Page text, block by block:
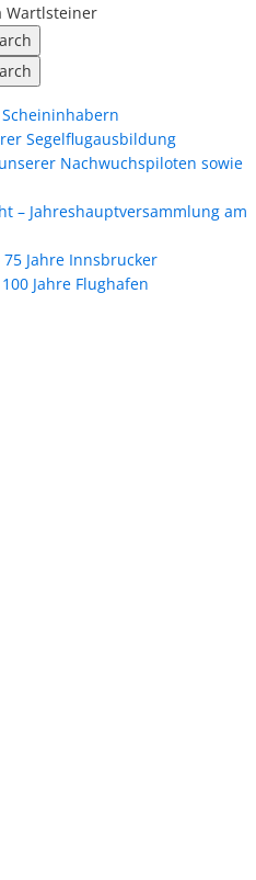
Wartlsteiner
Segelflugausbildung
Nachwuchspiloten sowie
– Jahreshauptversammlung am
Jahre Innsbrucker
Jahre Flughafen